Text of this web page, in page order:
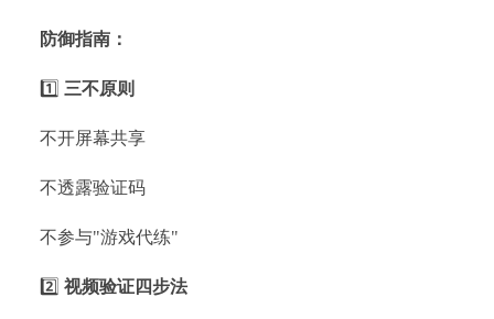
️防御指南：
1️⃣ 三不原则
不开屏幕共享
不透露验证码
不参与"游戏代练"
2️⃣视频验证四步法